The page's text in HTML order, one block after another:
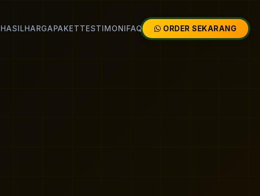
HASILHARGAPAKETTESTIMONIFAQ ORDER SEKARANG